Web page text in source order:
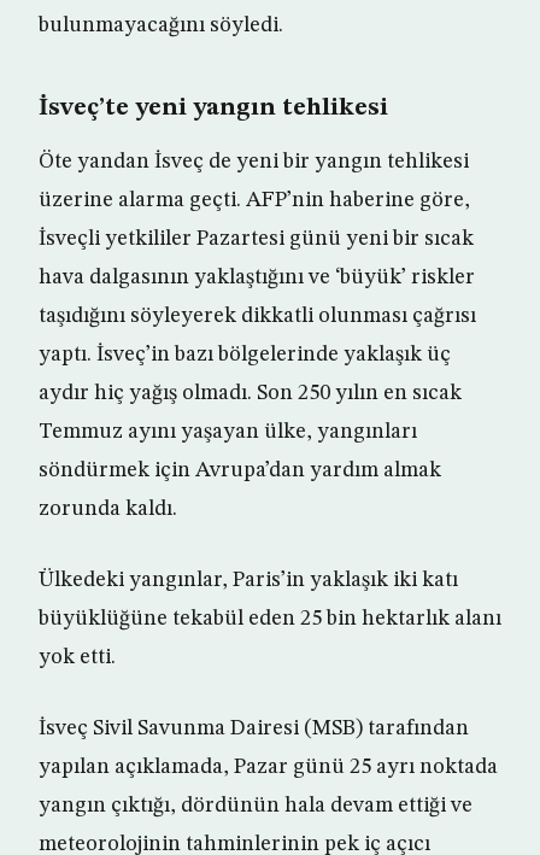
bulunmayacağını söyledi.
İsveç’te yeni yangın tehlikesi
Öte yandan İsveç de yeni bir yangın tehlikesi
üzerine alarma geçti. AFP’nin haberine göre,
İsveçli yetkililer Pazartesi günü yeni bir sıcak
hava dalgasının yaklaştığını ve ‘büyük’ riskler
taşıdığını söyleyerek dikkatli olunması çağrısı
yaptı. İsveç’in bazı bölgelerinde yaklaşık üç
aydır hiç yağış olmadı. Son 250 yılın en sıcak
Temmuz ayını yaşayan ülke, yangınları
söndürmek için Avrupa’dan yardım almak
zorunda kaldı.
Ülkedeki yangınlar, Paris’in yaklaşık iki katı
büyüklüğüne tekabül eden 25 bin hektarlık alanı
yok etti.
İsveç Sivil Savunma Dairesi (MSB) tarafından
yapılan açıklamada, Pazar günü 25 ayrı noktada
yangın çıktığı, dördünün hala devam ettiği ve
meteorolojinin tahminlerinin pek iç açıcı